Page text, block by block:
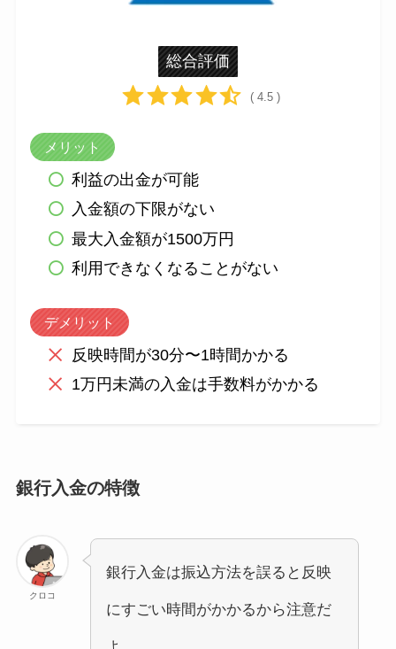
総合評価
( 4.5 )
メリット
利益の出金が可能
入金額の下限がない
最大入金額が1500万円
利用できなくなることがない
デメリット
反映時間が30分〜1時間かかる
1万円未満の入金は手数料がかかる
銀行入金の特徴
クロコ
銀行入金は振込方法を誤ると反映
にすごい時間がかかるから注意だ